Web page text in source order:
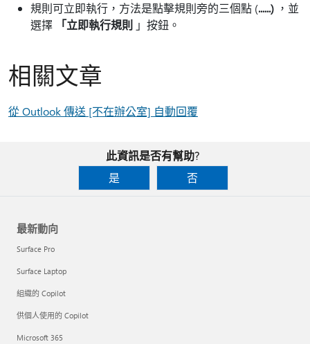
規則可立即執行，方法是點擊規則旁的三個點 (......) ，並
選擇
「立即執行規則 」按鈕。
相關文章
從 Outlook 傳送 [不在辦公室] 自動回覆
此資訊是否有幫助?
是
否
最新動向
Surface Pro
Surface Laptop
組織的 Copilot
供個人使用的 Copilot
Microsoft 365